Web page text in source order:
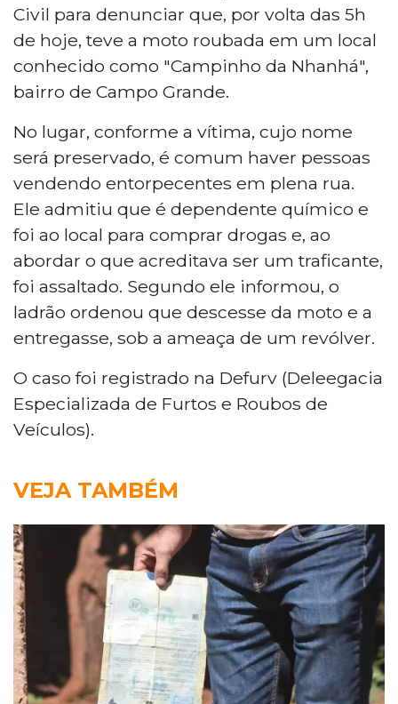
Civil para denunciar que, por volta das 5h
de hoje, teve a moto roubada em um local
conhecido como "Campinho da Nhanhá",
bairro de Campo Grande.
No lugar, conforme a vítima, cujo nome
será preservado, é comum haver pessoas
vendendo entorpecentes em plena rua.
Ele admitiu que é dependente químico e
foi ao local para comprar drogas e, ao
abordar o que acreditava ser um traficante,
foi assaltado. Segundo ele informou, o
ladrão ordenou que descesse da moto e a
entregasse, sob a ameaça de um revólver.
O caso foi registrado na Defurv (Deleegacia
Especializada de Furtos e Roubos de
Veículos).
VEJA TAMBÉM